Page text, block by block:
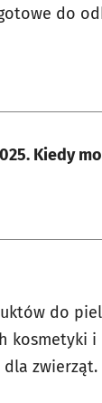
do
Kiedy
do
dla zwierząt.